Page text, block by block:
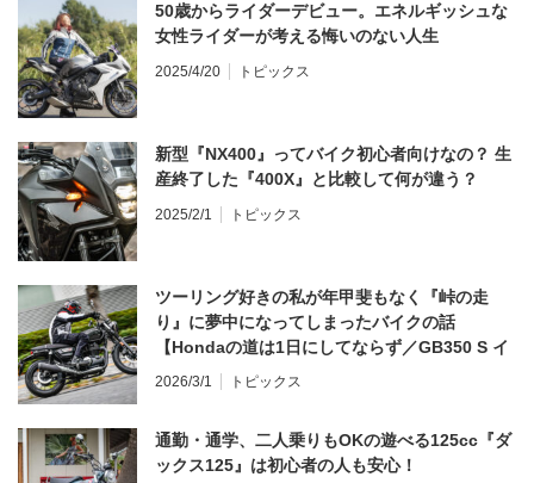
50歳からライダーデビュー。エネルギッシュな
女性ライダーが考える悔いのない人生
2025/4/20 トピックス
新型『NX400』ってバイク初心者向けなの？ 生
産終了した『400X』と比較して何が違う？
2025/2/1 トピックス
ツーリング好きの私が年甲斐もなく『峠の走
り』に夢中になってしまったバイクの話
【Hondaの道は1日にしてならず／GB350 S イ
ンプレ・レビュー 前編】
2026/3/1 トピックス
通勤・通学、二人乗りもOKの遊べる125cc『ダ
ックス125』は初心者の人も安心！